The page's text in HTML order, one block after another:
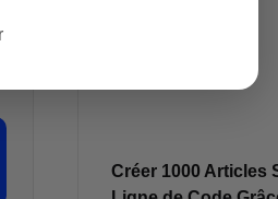
Créer 1000 Articles